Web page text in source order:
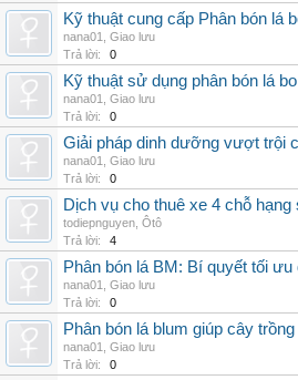
Kỹ thuật cung cấp Phân bón lá
nana01
Giao lưu
Trả lời:
0
Kỹ thuật sử dụng phân bón lá
nana01
Giao lưu
Trả lời:
0
Giải pháp dinh dưỡng vượt trội
nana01
Giao lưu
Trả lời:
0
Dịch vụ cho thuê xe 4 chỗ
todiepnguyen Ôtô
Trả lời:
4
Phân bón lá BM: Bí quyết tối
nana01
Giao lưu
Trả lời:
0
Phân bón lá blum giúp cây
nana01
Giao lưu
Trả lời:
0